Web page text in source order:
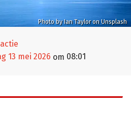
Photo by Ian Taylor on Unsplash
13 mei 2026 om 08:01